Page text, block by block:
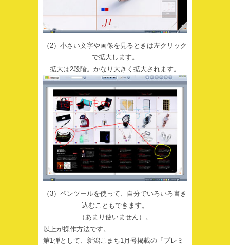
（2）小さい文字や画像を見るときは左クリック
で拡大します。
拡大は2段階。かなり大きく拡大されます。
（3）ペンツールを使って、自分でいろいろ書き
込むこともできます。
（あまり使いません）。
以上が操作方法です。
第1弾として、新潟こまち1月号掲載の「プレミ